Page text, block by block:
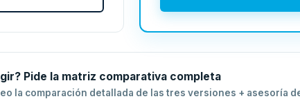
Pide la matriz comparativa completa
la comparación detallada de las tres versiones + asesoría